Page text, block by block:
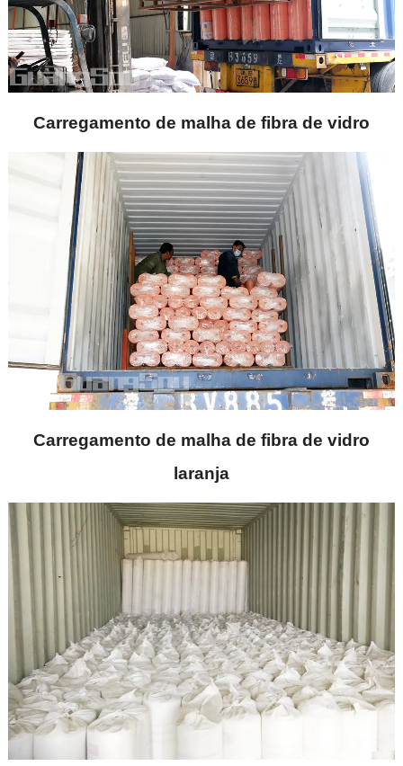
Carregamento de malha de fibra de vidro
Carregamento de malha de fibra de vidro
laranja